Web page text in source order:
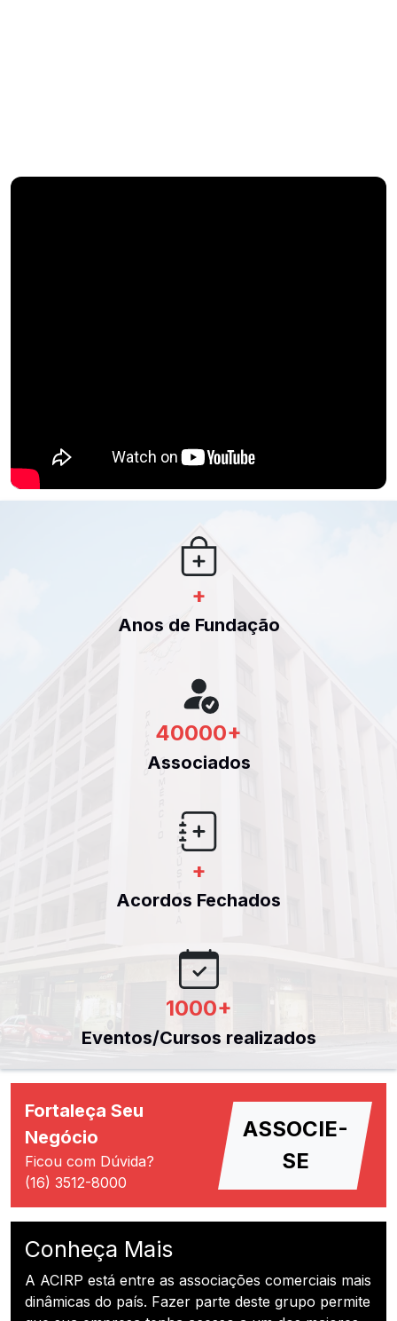
+
Anos de Fundação
40000+
Associados
+
Acordos Fechados
1000+
Eventos/Cursos realizados
Fortaleça Seu
Negócio
Ficou com Dúvida?
(16) 3512-8000
ASSOCIE-
SE
Conheça Mais
A ACIRP está entre as associações comerciais mais
dinâmicas do país. Fazer parte deste grupo permite